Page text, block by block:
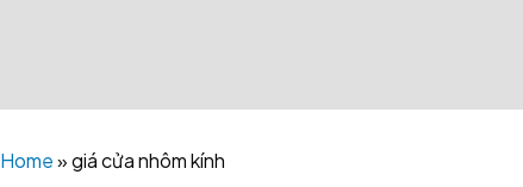
Home»giá cửa nhôm kính